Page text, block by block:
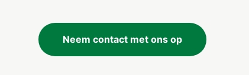
Neem contact met ons op